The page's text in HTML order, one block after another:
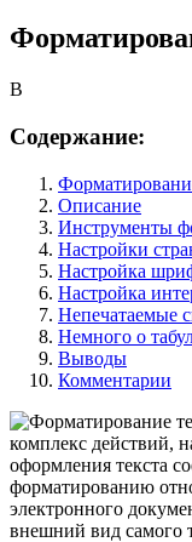
B
Содержание:
Описание
Инструменты
Настройки
Настройка
Настройка
Непечатаемые
Немного о
Выводы
Комментарии
комплекс действий,
оформления текста
форматированию
электронного
внешний вид самого